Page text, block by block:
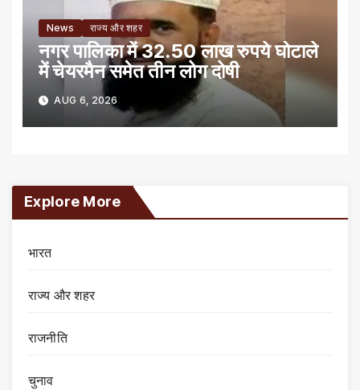
News राज्य और शहर
नगर पालिका में 32.50 लाख रुपये घोटाले
में चेयरमैन समेत तीन लोग दोषी
AUG 6, 2026
Explore More
भारत
राज्य और शहर
राजनीति
चुनाव